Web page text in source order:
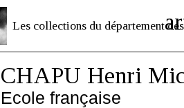
Les collections du département des
CHAPU Henri
Ecole française